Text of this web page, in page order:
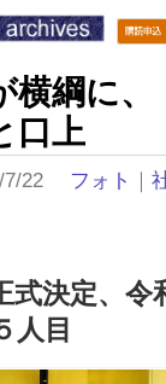
横綱に、
口上
7/22 フォト ｜
式決定、令
人目